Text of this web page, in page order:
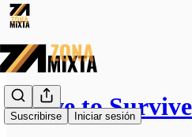
Suscribirse Iniciar sesión
‘Drive to